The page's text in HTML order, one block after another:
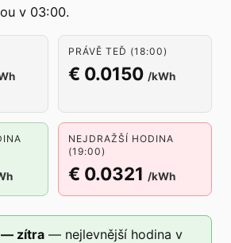
v 03:00.
PRÁVĚ TEĎ (18:00)
€ 0.0150 /kWh
NEJDRAŽŠÍ HODINA
(19:00)
€ 0.0321 /kWh
— zítra — nejlevnější hodina v